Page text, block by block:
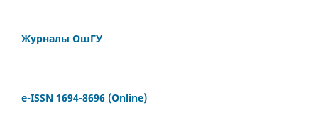
Журналы ОшГУ
e-ISSN 1694-8696 (Online)